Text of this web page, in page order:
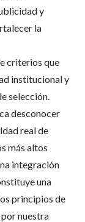
y
la
criterios que
institucional y
selección.
desconocer
real de
más altos
integración
una
principios de
nuestra